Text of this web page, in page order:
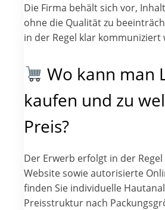
Die Firma behält sich vor,
ohne die Qualität zu
in der Regel klar kommuniziert
Wo kann man
kaufen und zu
Preis?
Der Erwerb erfolgt in der
Website sowie autorisierte
finden Sie individuelle
Preisstruktur nach